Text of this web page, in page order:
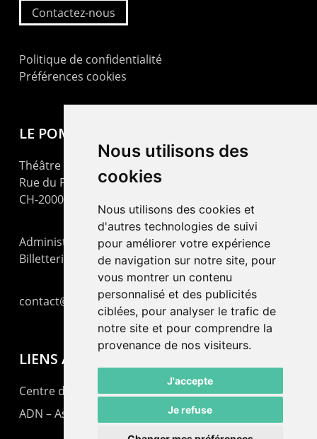
Nous utilisons des
cookies
Nous utilisons des cookies et
d'autres technologies de suivi
pour améliorer votre expérience
de navigation sur notre site, pour
vous montrer un contenu
personnalisé et des publicités
ciblées, pour analyser le trafic de
notre site et pour comprendre la
provenance de nos visiteurs.
J'accepte
Je refuse
Contactez-nous
Politique de confidentialité
Préférences cookies
LE POMMIER
Théâtre – Centre Culturel Neuchâtelois
Rue du Pommier 9
CH-2000 Neuchâtel
Administration : +41 32 725 03 03
Billetterie : +41 32 725 05 05
contact@lepommier.ch
LIENS AMIS
Centre de culture ABC
ADN – Association Danse Neuchâtel